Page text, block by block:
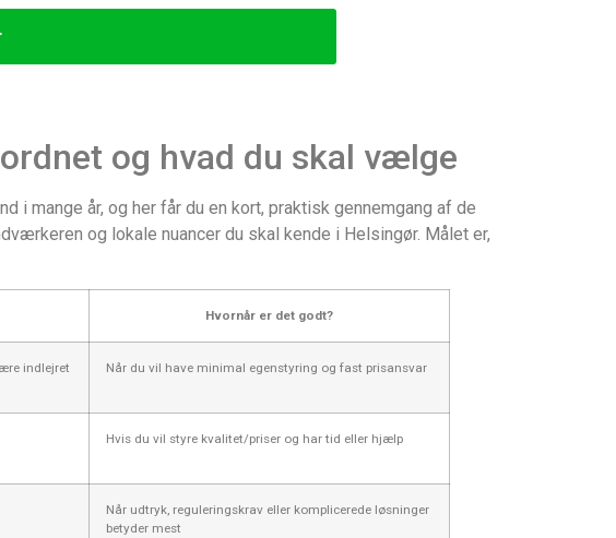
og hvad du skal vælge
mange år, og her får du en kort, praktisk gennemgang af de
og lokale nuancer du skal kende i Helsingør. Målet er,
Hvornår er det godt?
indlejret
Når du vil have minimal egenstyring og fast prisansvar
Hvis du vil styre kvalitet/priser og har tid eller hjælp
Når udtryk, reguleringskrav eller komplicerede løsninger
betyder mest